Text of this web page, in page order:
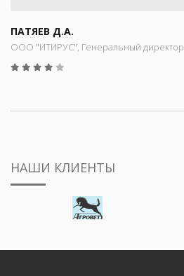
ПАТЯЕВ Д.А.
ООО "ИТИРУС", Генеральный директор
НАШИ КЛИЕНТЫ